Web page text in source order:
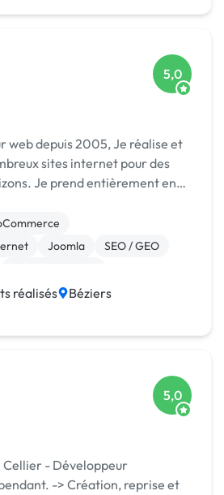
5,0
web depuis 2005, Je réalise et
sites internet pour des
Je prend entièrement en
débuté dans agence web Suis...
Joomla
SEO / GEO
de site
CMS
réalisés Béziers
5,0
Cellier - Développeur
reprise et